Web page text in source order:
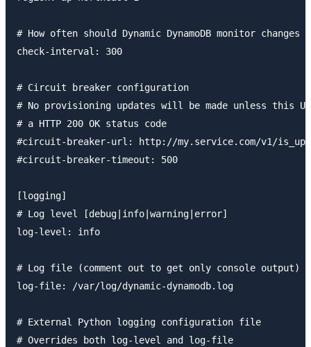
# How often should Dynamic DynamoDB monitor changes
check-interval: 300
# Circuit breaker configuration
# No provisioning updates will be made unless this
# a HTTP 200 OK status code
#circuit-breaker-url: http://my.service.com/v1/is_up
#circuit-breaker-timeout: 500
[logging]
# Log level [debug|info|warning|error]
log-level: info
# Log file (comment out to get only console output)
log-file: /var/log/dynamic-dynamodb.log
# External Python logging configuration file
# Overrides both log-level and log-file